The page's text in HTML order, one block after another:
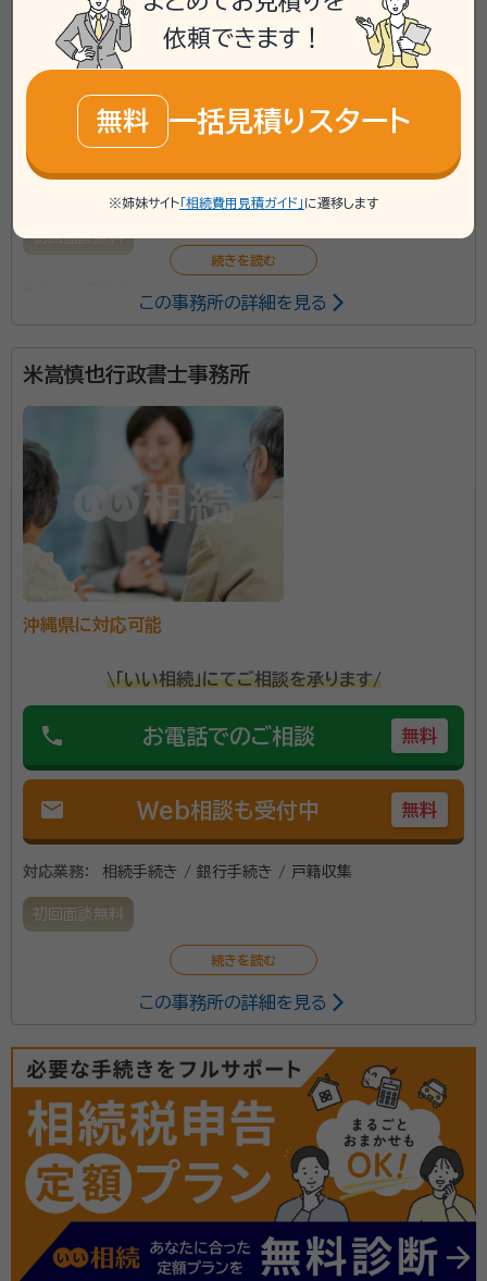
phone お電話でのご相談 無料
Web相談も受付中
対応業務： 遺言書 / 相続手続き / 銀行手続き / 戸籍収集 / 相
初回面談無料
書作成といったあらゆる相続手続きに対応しています。
まずはお客様のお話をじっくりと伺います。お気軽にご
相談ください。
資格等：
所属団体： 沖縄県行政書士会
この事務所の詳細を見る
米嵩慎也行政書士事務所
沖縄県に対応可能
\「いい相続」にてご相談を承ります/
phone お電話でのご相談 無料
mail Web相談も受付中 無料
対応業務： 相続手続き / 銀行手続き / 戸籍収集
初回面談無料
この事務所の詳細を見る
依頼できます！
無料 一括見積りスタート
※姉妹サイト 「相続費用見積ガイド」 に遷移します